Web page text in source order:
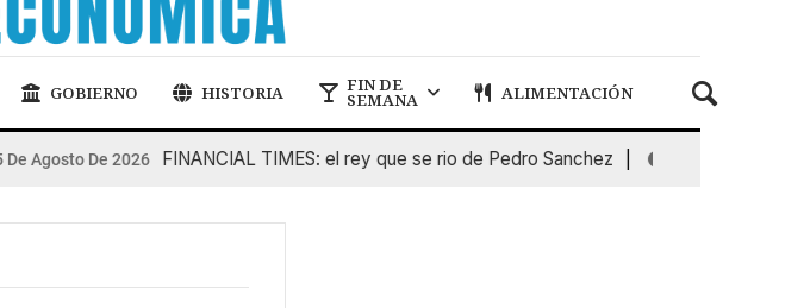
GOBIERNO HISTORIA FIN DE
SEMANA ALIMENTACIÓN
De 2026 FINANCIAL TIMES: el rey que se rio de Pedro Sanchez 5 De Agosto De 2026